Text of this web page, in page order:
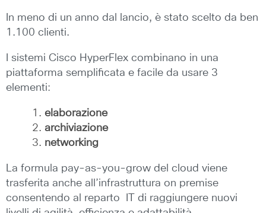
In meno di un anno dal lancio, è stato scelto da ben
1.100 clienti.
I sistemi Cisco HyperFlex combinano in una
piattaforma semplificata e facile da usare 3
elementi:
elaborazione
archiviazione
networking
La formula pay-as-you-grow del cloud viene
trasferita anche all’infrastruttura on premise
consentendo al reparto IT di raggiungere nuovi